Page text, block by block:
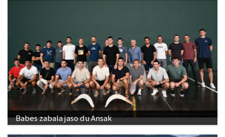
Babes zabala jaso du Ansak